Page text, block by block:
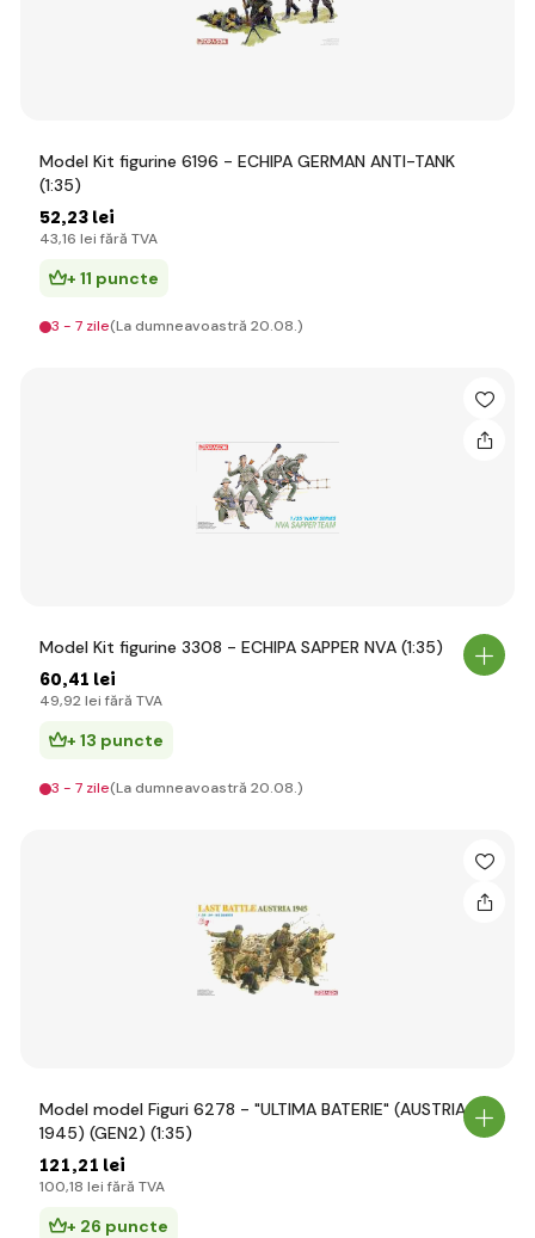
Model Kit figurine 6196 - ECHIPA GERMAN ANTI-TANK
(1:35)
52,23 lei
43,16 lei fără TVA
+ 11 puncte
3 - 7 zile(La dumneavoastră 20.08.)
Model Kit figurine 3308 - ECHIPA SAPPER NVA (1:35)
60,41 lei
49,92 lei fără TVA
+ 13 puncte
3 - 7 zile(La dumneavoastră 20.08.)
Model model Figuri 6278 - "ULTIMA BATERIE" (AUSTRIA
1945) (GEN2) (1:35)
121,21 lei
100,18 lei fără TVA
+ 26 puncte